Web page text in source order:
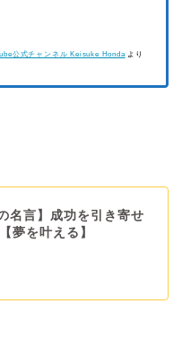
公式チャンネル Keisuke Hondaより
名言】成功を引き寄せ
夢を叶える】